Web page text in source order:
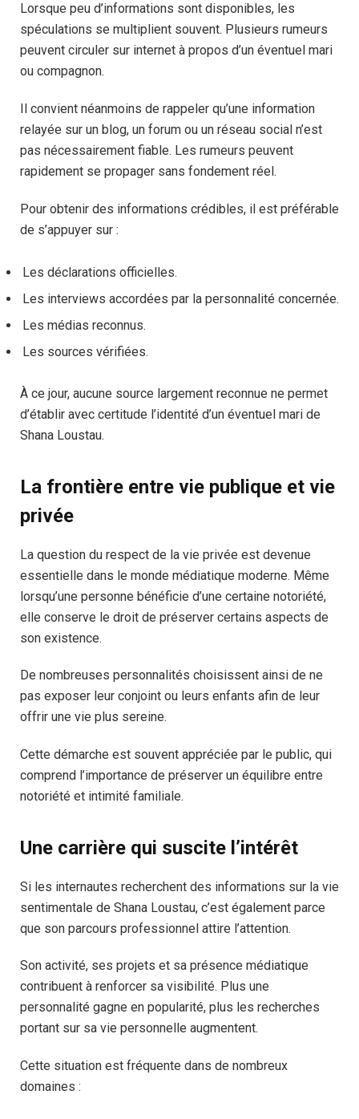
Lorsque peu d’informations sont disponibles, les
spéculations se multiplient souvent. Plusieurs rumeurs
peuvent circuler sur internet à propos d’un éventuel mari
ou compagnon.
Il convient néanmoins de rappeler qu’une information
relayée sur un blog, un forum ou un réseau social n’est
pas nécessairement fiable. Les rumeurs peuvent
rapidement se propager sans fondement réel.
Pour obtenir des informations crédibles, il est préférable
de s’appuyer sur :
Les déclarations officielles.
Les interviews accordées par la personnalité concernée.
Les médias reconnus.
Les sources vérifiées.
À ce jour, aucune source largement reconnue ne permet
d’établir avec certitude l’identité d’un éventuel mari de
Shana Loustau.
La frontière entre vie publique et vie
privée
La question du respect de la vie privée est devenue
essentielle dans le monde médiatique moderne. Même
lorsqu’une personne bénéficie d’une certaine notoriété,
elle conserve le droit de préserver certains aspects de
son existence.
De nombreuses personnalités choisissent ainsi de ne
pas exposer leur conjoint ou leurs enfants afin de leur
offrir une vie plus sereine.
Cette démarche est souvent appréciée par le public, qui
comprend l’importance de préserver un équilibre entre
notoriété et intimité familiale.
Une carrière qui suscite l’intérêt
Si les internautes recherchent des informations sur la vie
sentimentale de Shana Loustau, c’est également parce
que son parcours professionnel attire l’attention.
Son activité, ses projets et sa présence médiatique
contribuent à renforcer sa visibilité. Plus une
personnalité gagne en popularité, plus les recherches
portant sur sa vie personnelle augmentent.
Cette situation est fréquente dans de nombreux
domaines :